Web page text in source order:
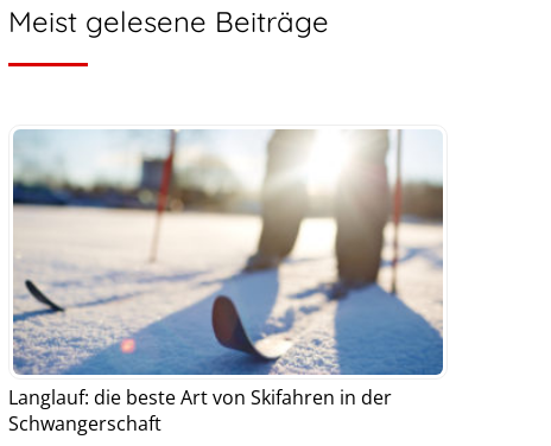
Meist gelesene Beiträge
Langlauf: die beste Art von Skifahren in der
Schwangerschaft